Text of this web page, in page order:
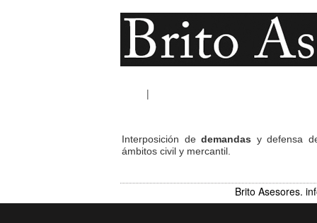
|
Interposición dedemandas y defensa
ámbitos civil y mercantil.
Brito Asesores.